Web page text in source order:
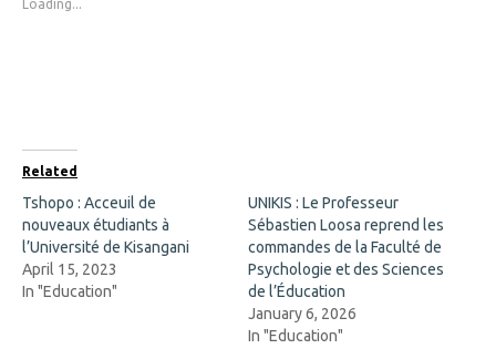
h
b
o
o
k
(
O
p
e
n
s
i
i
n
n
e
w
Loading...
Related
Tshopo : Acceuil de
nouveaux étudiants à
l’Université de Kisangani
April 15, 2023
In "Education"
UNIKIS : Le Professeur
Sébastien Loosa reprend les
commandes de la Faculté de
Psychologie et des Sciences
de l’Éducation
January 6, 2026
In "Education"